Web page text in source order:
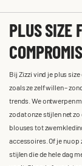
PLUS SIZE
Bij Zizzi vind je plus
zoals ze zelf willen –
trends. We ontwerpen
zodat onze stijlen net zo
blouses tot
accessoires. Of je nu
stijlen die de hele dag